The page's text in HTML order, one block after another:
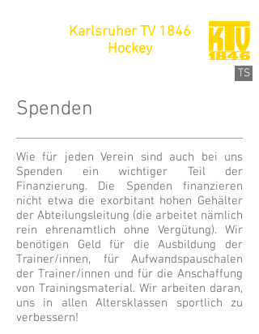
Karlsruher TV 1846
Hockey
TS
Spenden
Wie für jeden Verein sind auch bei uns
Spenden ein wichtiger Teil der
Finanzierung. Die Spenden finanzieren
nicht etwa die exorbitant hohen Gehälter
der Abteilungsleitung (die arbeitet nämlich
rein ehrenamtlich ohne Vergütung). Wir
benötigen Geld für die Ausbildung der
Trainer/innen, für Aufwandspauschalen
der Trainer/innen und für die Anschaffung
von Trainingsmaterial. Wir arbeiten daran,
uns in allen Altersklassen sportlich zu
verbessern!